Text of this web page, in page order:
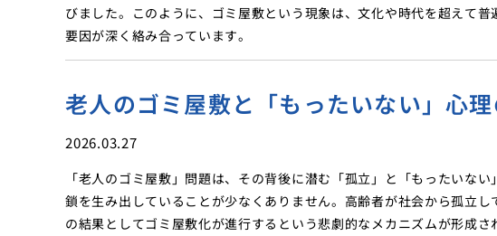
びました。このように、ゴミ屋敷という現象は、文化や時代を超えて
要因が深く絡み合っています。
老人のゴミ屋敷と「もったいない」心
2026.03.27
「老人のゴミ屋敷」問題は、その背後に潜む「孤立」と「もったいな
鎖を生み出していることが少なくありません。高齢者が社会から孤立
の結果としてゴミ屋敷化が進行するという悲劇的なメカニズムが形成